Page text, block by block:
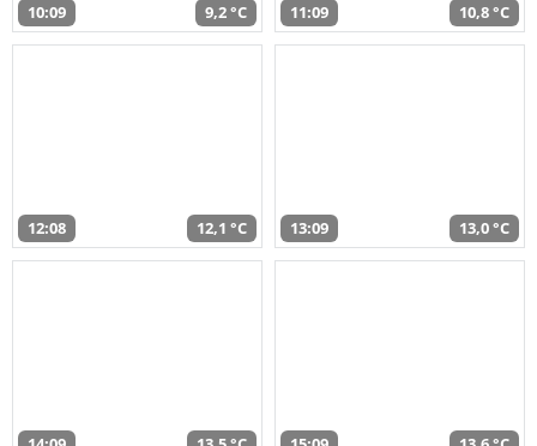
10:09 9,2 °C 11:09 10,8 °C
12:08 12,1 °C 13:09 13,0 °C